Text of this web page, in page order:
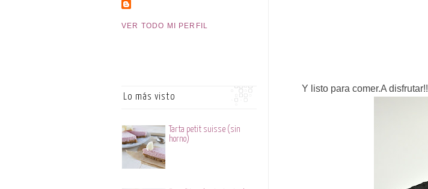
Y listo para comer.A disfrutar!!
VER TODO MI PERFIL
Lo más visto
Tarta petit suisse (sin
horno)